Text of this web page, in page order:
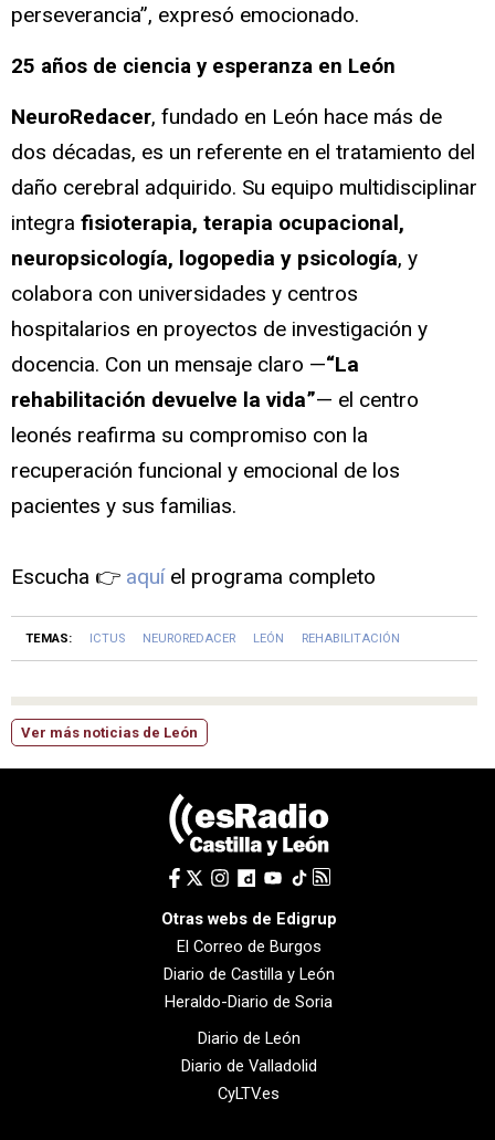
perseverancia”, expresó emocionado.
25 años de ciencia y esperanza en León
NeuroRedacer, fundado en León hace más de
dos décadas, es un referente en el tratamiento del
daño cerebral adquirido. Su equipo multidisciplinar
integra fisioterapia, terapia ocupacional,
neuropsicología, logopedia y psicología, y
colabora con universidades y centros
hospitalarios en proyectos de investigación y
docencia. Con un mensaje claro —“La
rehabilitación devuelve la vida”— el centro
leonés reafirma su compromiso con la
recuperación funcional y emocional de los
pacientes y sus familias.
Escucha 👉 aquíel programa completo
TEMAS: ICTUS NEUROREDACER LEÓN REHABILITACIÓN
Ver más noticias de León
Otras webs de Edigrup
El Correo de Burgos
Diario de Castilla y León
Heraldo-Diario de Soria
Diario de León
Diario de Valladolid
CyLTV.es